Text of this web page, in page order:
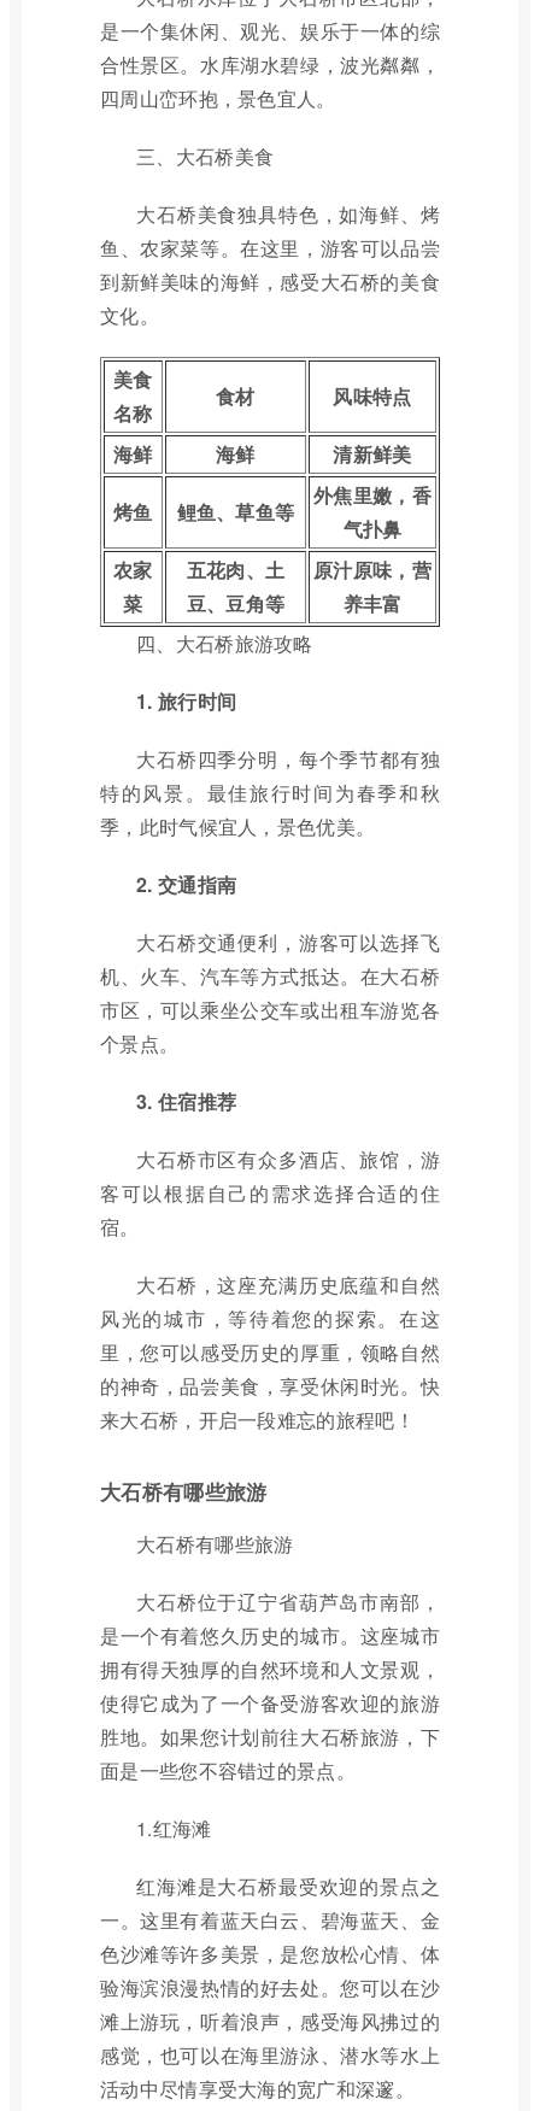
是一个集休闲、观光、娱乐于一体的综
合性景区。水库湖水碧绿，波光粼粼，
四周山峦环抱，景色宜人。
三、大石桥美食
大石桥美食独具特色，如海鲜、烤
鱼、农家菜等。在这里，游客可以品尝
到新鲜美味的海鲜，感受大石桥的美食
文化。
美食
名称
食材 风味特点
海鲜 海鲜 清新鲜美
烤鱼 鲤鱼、草鱼等
外焦里嫩，香
气扑鼻
农家
菜
五花肉、土
豆、豆角等
原汁原味，营
养丰富
四、大石桥旅游攻略
1. 旅行时间
大石桥四季分明，每个季节都有独
特的风景。最佳旅行时间为春季和秋
季，此时气候宜人，景色优美。
2. 交通指南
大石桥交通便利，游客可以选择飞
机、火车、汽车等方式抵达。在大石桥
市区，可以乘坐公交车或出租车游览各
个景点。
3. 住宿推荐
大石桥市区有众多酒店、旅馆，游
客可以根据自己的需求选择合适的住
宿。
大石桥，这座充满历史底蕴和自然
风光的城市，等待着您的探索。在这
里，您可以感受历史的厚重，领略自然
的神奇，品尝美食，享受休闲时光。快
来大石桥，开启一段难忘的旅程吧！
大石桥有哪些旅游
大石桥有哪些旅游
大石桥位于辽宁省葫芦岛市南部，
是一个有着悠久历史的城市。这座城市
拥有得天独厚的自然环境和人文景观，
使得它成为了一个备受游客欢迎的旅游
胜地。如果您计划前往大石桥旅游，下
面是一些您不容错过的景点。
1.红海滩
红海滩是大石桥最受欢迎的景点之
一。这里有着蓝天白云、碧海蓝天、金
色沙滩等许多美景，是您放松心情、体
验海滨浪漫热情的好去处。您可以在沙
滩上游玩，听着浪声，感受海风拂过的
感觉，也可以在海里游泳、潜水等水上
活动中尽情享受大海的宽广和深邃。